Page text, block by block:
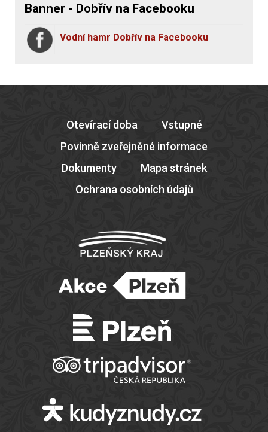
Banner - Dobřív na Facebooku
Vodní hamr Dobřív na Facebooku
Otevírací doba
Vstupné
Povinně zveřejněné informace
Dokumenty
Mapa stránek
Ochrana osobních údajů